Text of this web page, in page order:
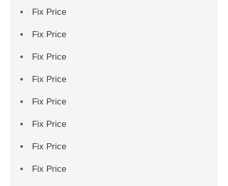
Fix Price
Fix Price
Fix Price
Fix Price
Fix Price
Fix Price
Fix Price
Fix Price